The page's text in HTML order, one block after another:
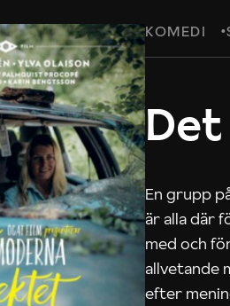
KOMEDI
En grupp
är alla där
med och
allvetande
efter